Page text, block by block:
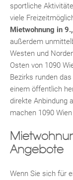
sportliche
viele
Mietwohnung in
außerdem
Westen und
Osten von 1090
Bezirks runden
einem öffentlich
direkte Anbindung
machen 1090
Angebote
Wenn Sie sich für